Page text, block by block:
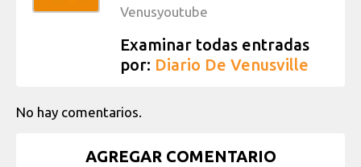
Venusyoutube
Examinar todas entradas
por: Diario De Venusville
No hay comentarios.
AGREGAR COMENTARIO